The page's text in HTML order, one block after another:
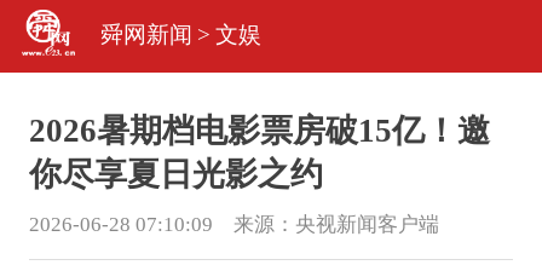
舜网新闻 > 文娱
2026暑期档电影票房破15亿！邀
你尽享夏日光影之约
2026-06-28 07:10:09 来源： 央视新闻客户端